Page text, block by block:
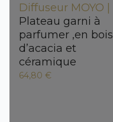
Diffuseur MOYO |
Plateau garni à
parfumer ,en bois
d’acacia et
céramique
64,80 €